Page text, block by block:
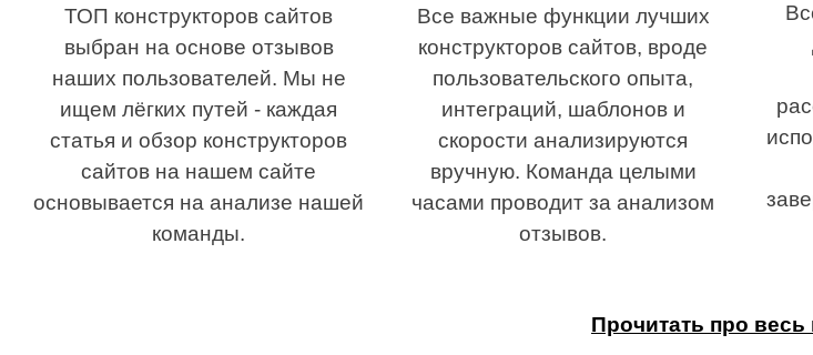
ТОП конструкторов сайтов
выбран на основе отзывов
наших пользователей. Мы не
ищем лёгких путей - каждая
статья и обзор конструкторов
сайтов на нашем сайте
основывается на анализе нашей
команды.
Все важные функции лучших
конструкторов сайтов, вроде
пользовательского опыта,
интеграций, шаблонов и
скорости анализируются
вручную. Команда целыми
часами проводит за анализом
отзывов.
Прочитать про весь